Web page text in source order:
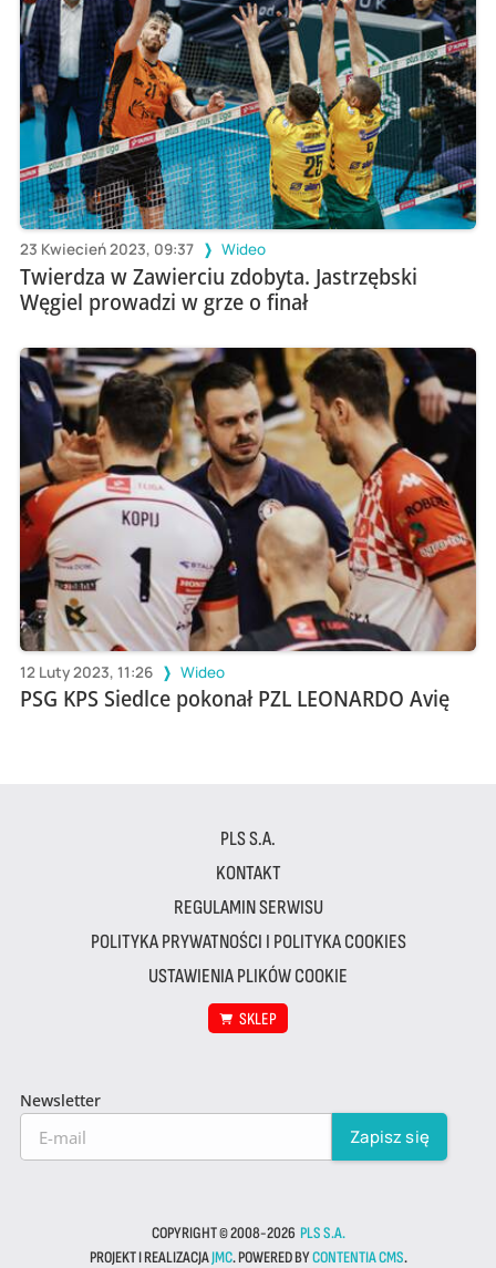
23 Kwiecień 2023, 09:37 Wideo
Twierdza w Zawierciu zdobyta. Jastrzębski
Węgiel prowadzi w grze o finał
12 Luty 2023, 11:26 Wideo
PSG KPS Siedlce pokonał PZL LEONARDO Avię
PLS S.A.
KONTAKT
REGULAMIN SERWISU
POLITYKA PRYWATNOŚCI I POLITYKA COOKIES
USTAWIENIA PLIKÓW COOKIE
SKLEP
Newsletter
COPYRIGHT © 2008-2026 PLS S.A.
PROJEKT I REALIZACJAJMC. POWERED BYCONTENTIA CMS.